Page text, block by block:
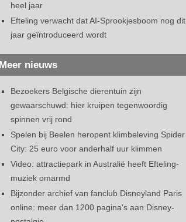
heel jaar
Efteling verwacht dat AI-Sprookjesboom nog dit
jaar geïntroduceerd wordt
Meer nieuws
Bezoekers Belgische dierentuin zijn
gewaarschuwd: hier kruipen tegenwoordig
spinnen vrij rond
Spelen bij Beelen heropent klimbeleving Spider
City: 25 euro voor anderhalf uur klimmen
Video: attractiepark in Australië heeft Efteling-
muziek omarmd
Bijzonder archief van fanclub Disneyland Paris
online: meer dan 1200 pagina's aan Disney-